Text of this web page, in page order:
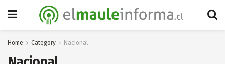
Home Category Nacional